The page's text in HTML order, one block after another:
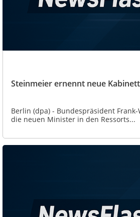
Steinmeier ernennt neue
Berlin (dpa) - Bundespräsident
die neuen Minister in den Ressorts...